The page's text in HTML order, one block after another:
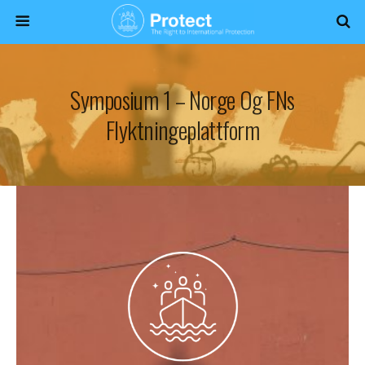
Symposium 1 – Norge Og FNs
Flyktningeplattform